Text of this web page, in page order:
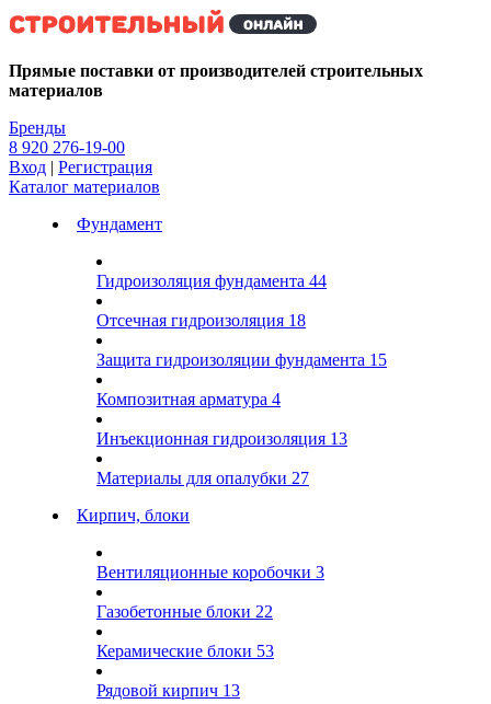
Kg
Прямые поставки от производителей строительных
материалов
Бренды
8 920 276-19-00
Вход | Регистрация
Каталог материалов
Фундамент
Гидроизоляция фундамента 44
Отсечная гидроизоляция 18
Защита гидроизоляции фундамента 15
Композитная арматура 4
Инъекционная гидроизоляция 13
Материалы для опалубки 27
Кирпич, блоки
Вентиляционные коробочки 3
Газобетонные блоки 22
Керамические блоки 53
Рядовой кирпич 13